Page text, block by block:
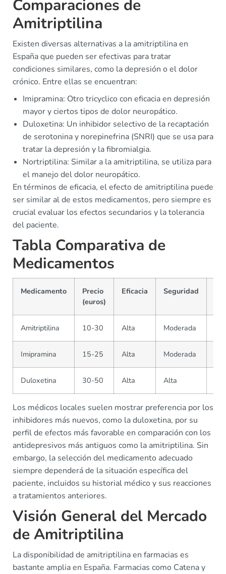
Comparaciones de
Amitriptilina
Existen diversas alternativas a la amitriptilina en
España que pueden ser efectivas para tratar
condiciones similares, como la depresión o el dolor
crónico. Entre ellas se encuentran:
Imipramina: Otro tricyclico con eficacia en depresión
mayor y ciertos tipos de dolor neuropático.
Duloxetina: Un inhibidor selectivo de la recaptación
de serotonina y norepinefrina (SNRI) que se usa para
tratar la depresión y la fibromialgia.
Nortriptilina: Similar a la amitriptilina, se utiliza para
el manejo del dolor neuropático.
En términos de eficacia, el efecto de amitriptilina puede
ser similar al de estos medicamentos, pero siempre es
crucial evaluar los efectos secundarios y la tolerancia
del paciente.
Tabla Comparativa de
Medicamentos
Medicamento
Precio
(euros)
Eficacia Seguridad
Amitriptilina 10-30 Alta Moderada
Imipramina 15-25 Alta Moderada
Duloxetina 30-50 Alta Alta
Los médicos locales suelen mostrar preferencia por los
inhibidores más nuevos, como la duloxetina, por su
perfil de efectos más favorable en comparación con los
antidepresivos más antiguos como la amitriptilina. Sin
embargo, la selección del medicamento adecuado
siempre dependerá de la situación específica del
paciente, incluidos su historial médico y sus reacciones
a tratamientos anteriores.
Visión General del Mercado
de Amitriptilina
La disponibilidad de amitriptilina en farmacias es
bastante amplia en España. Farmacias como Catena y